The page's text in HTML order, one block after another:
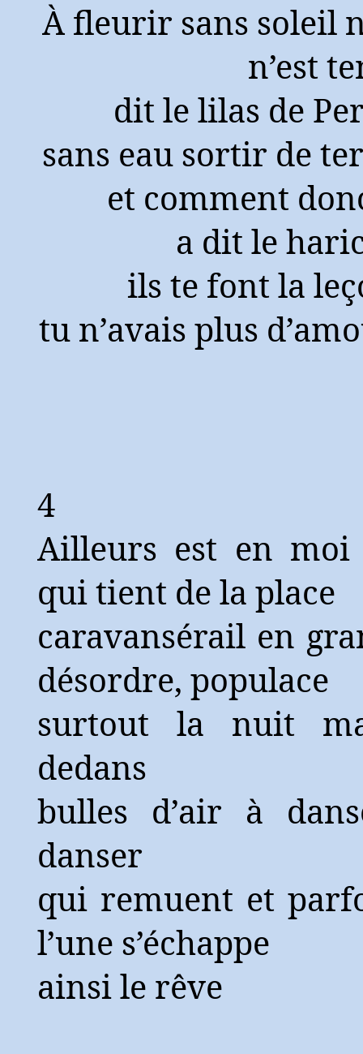
À fleurir sans soleil
n’est
dit le lilas de
sans eau sortir de
et comment
a dit le
ils te font la
tu n’avais plus
4
Ailleurs est en moi
qui tient de la place
caravansérail en
désordre, populace
surtout la nuit
dedans
bulles d’air à
danser
qui remuent et
l’une s’échappe
ainsi le rêve